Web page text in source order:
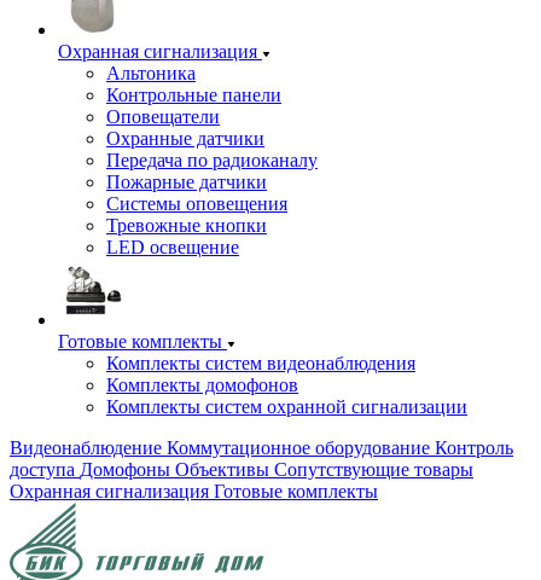
Охранная сигнализация
Альтоника
Контрольные панели
Оповещатели
Охранные датчики
Передача по радиоканалу
Пожарные датчики
Системы оповещения
Тревожные кнопки
LED освещение
Готовые комплекты
Комплекты систем видеонаблюдения
Комплекты домофонов
Комплекты систем охранной сигнализации
Видеонаблюдение Коммутационное оборудование Контроль
доступа Домофоны Объективы Сопутствующие товары
Охранная сигнализация Готовые комплекты